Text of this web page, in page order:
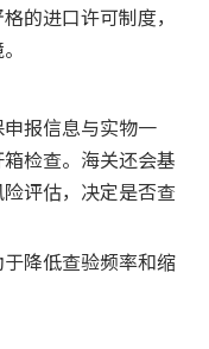
的进口许可制度，
报信息与实物一
检查。海关还会基
评估，决定是否查
降低查验频率和缩